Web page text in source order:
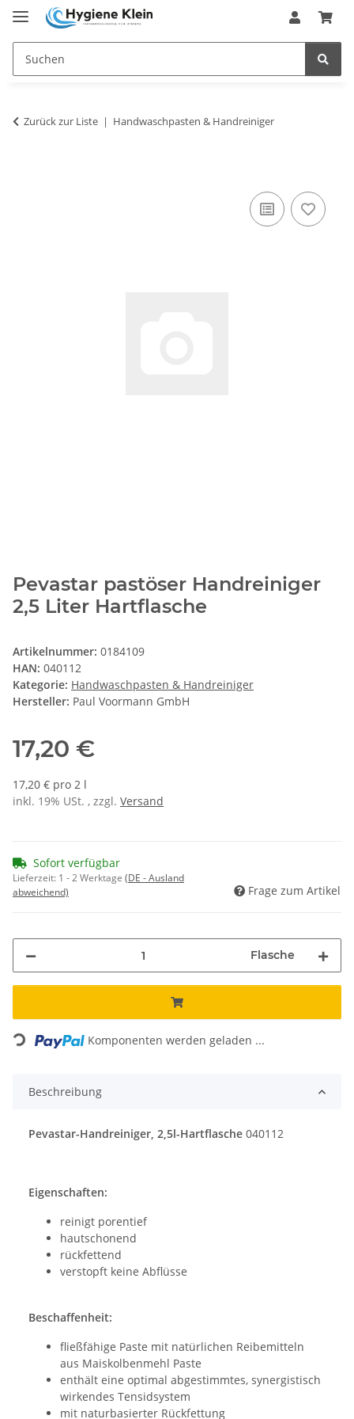
Zurück zur Liste Handwaschpasten & Handreiniger
Pevastar pastöser Handreiniger
2,5 Liter Hartflasche
Artikelnummer: 0184109
HAN: 040112
Kategorie: Handwaschpasten & Handreiniger
Hersteller: Paul Voormann GmbH
17,20 €
17,20 € pro 2 l
inkl. 19% USt. , zzgl. Versand
Sofort verfügbar
Lieferzeit: 1 - 2 Werktage (DE - Ausland
abweichend)
Frage zum Artikel
Flasche
Loading... Komponenten werden geladen ...
Beschreibung
Pevastar-Handreiniger, 2,5l-Hartflasche 040112
Eigenschaften:
reinigt porentief
hautschonend
rückfettend
verstopft keine Abflüsse
Beschaffenheit:
fließfähige Paste mit natürlichen Reibemitteln
aus Maiskolbenmehl Paste
enthält eine optimal abgestimmtes, synergistisch
wirkendes Tensidsystem
mit naturbasierter Rückfettung